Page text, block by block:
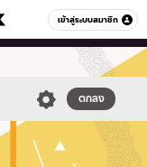
เข้าสู่ระบบสมาชิก
หมวดอื่นๆ
ตกลง